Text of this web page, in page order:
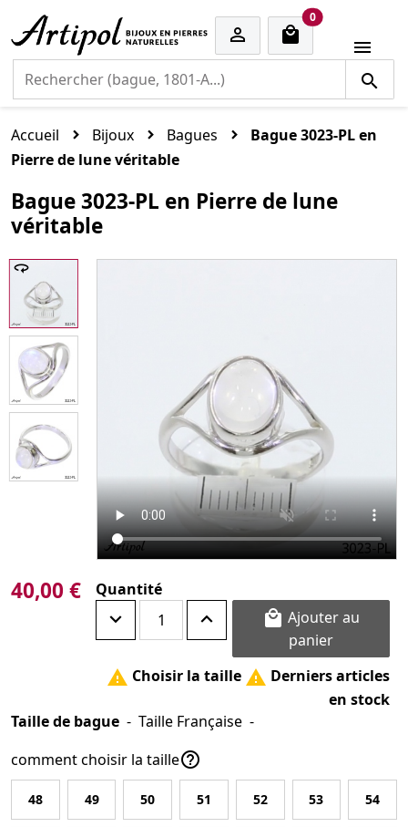

0cart items

Accueil Bijoux Bagues
Bague 3023-PL en
Pierre de lune véritable
Bague 3023-PL en Pierre de lune
véritable
40,00 € Quantité
 Ajouter au
panier
 Choisir la taille  Derniers articles
en stock
Taille de bague - Taille Française -
comment choisir la taille
48 49 50 51 52 53 54